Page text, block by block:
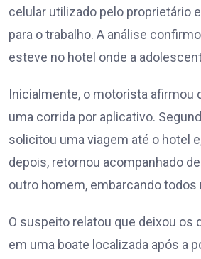
celular utilizado pelo proprietário
para o trabalho. A análise
esteve no hotel onde a
Inicialmente, o motorista afirmou
uma corrida por aplicativo.
solicitou uma viagem até o hotel
depois, retornou acompanhado
outro homem, embarcando todos
O suspeito relatou que deixou os
em uma boate localizada após a